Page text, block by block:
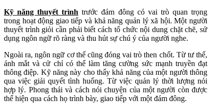
Kỹ năng thuyết trình trước đám đông có vai trò quan trọng
trong hoạt động giao tiếp và khả năng quản lý xã hội. Một người
thuyết trình giỏi cần phải biết cách tổ chức nội dung chặt chẽ, sử
dụng ngôn ngữ rõ ràng và thu hút sự chú ý của người nghe.
Ngoài ra, ngôn ngữ cơ thể cũng đóng vai trò then chốt. Từ tư thế,
ánh mắt và cử chỉ có thể làm tăng cường sức mạnh truyền đạt
thông điệp. Kỹ năng này cho thấy khả năng của một người thông
qua việc giải quyết tình huống. Từ việc quản lý thời lượng nói
hợp lý. Phong thái và cách nói chuyện của một người còn được
thể hiện qua cách họ trình bày, giao tiếp với một đám đông.